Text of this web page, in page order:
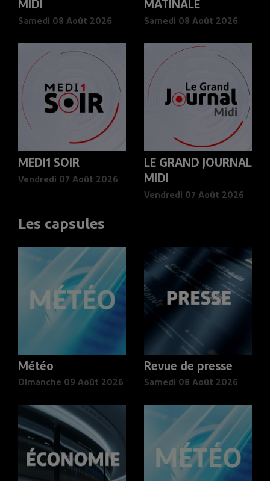
MIDI
Samedi 08 Août 2026
MATINALE
Samedi 08 Août 2026
MEDI1 SOIR
Vendredi 07 Août 2026
LE GRAND JOURNAL
MIDI
Vendredi 07 Août 2026
Les capsules
Météo
Dimanche 09 Août 2026
Revue de presse
Samedi 08 Août 2026